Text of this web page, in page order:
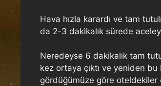
Hava hızla karardı ve tam
da 2-3 dakikalık sürede
Neredeyse 6 dakikalık tam
kez ortaya çıktı ve yeniden
gördüğümüze göre oteldekiler